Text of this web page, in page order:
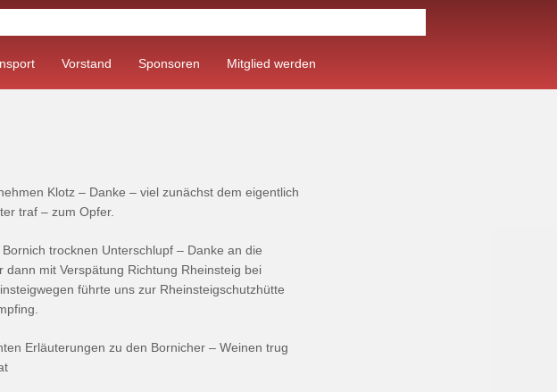
Vorstand Sponsoren Mitglied werden
Klotz – Danke – viel zunächst dem eigentlich
traf – zum Opfer.
trocknen Unterschlupf – Danke an die
mit Verspätung Richtung Rheinsteig bei
führte uns zur Rheinsteigschutzhütte
Erläuterungen zu den Bornicher – Weinen trug